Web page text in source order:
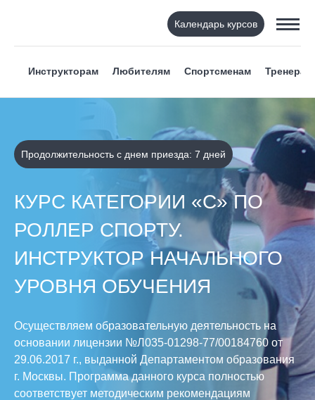
Календарь курсов
Инструкторам Любителям Спортсменам Тренерам
Продолжительность с днем приезда: 7 дней
КУРС КАТЕГОРИИ «С» ПО
РОЛЛЕР СПОРТУ.
ИНСТРУКТОР НАЧАЛЬНОГО
УРОВНЯ ОБУЧЕНИЯ
Осуществляем образовательную деятельность на
основании лицензии №Л035-01298-77/00184760 от
29.06.2017 г., выданной Департаментом образования
г. Москвы. Программа данного курса полностью
соответствует методическим рекомендациям